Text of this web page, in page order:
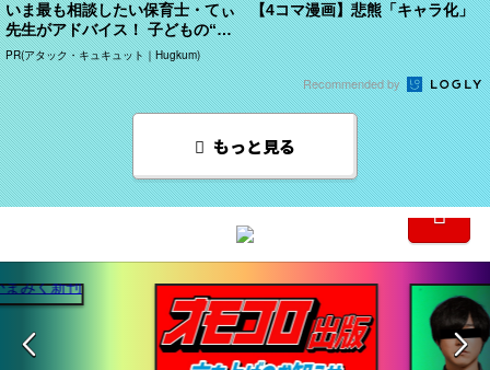
いま最も相談したい保育士・てぃ
先生がアドバイス！ 子どもの“お
てつだい”に、どん...
PR(アタック・キュキュット｜Hugkum)
【4コマ漫画】悲熊「キャラ化」
Recommended by
もっと見る